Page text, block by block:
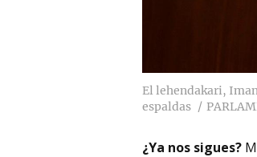
El lehendakari,
espaldas
¿Ya nos sigues?